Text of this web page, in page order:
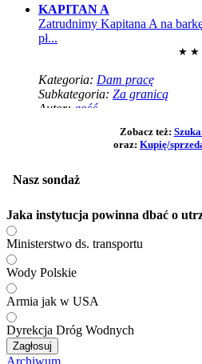
KAPITAN A
Zatrudnimy Kapitana A na
pł...
★ ★
Kategoria: Dam pracę
Subkategoria: Za granicą
Autor: gość
Zatrudnie marynarzy i
Subkategoria:
Za granicą
Autor:gość
KAPITAN A
Zatrudnię Kapitana A na barkę
SCANIA 2025r ...
Kategoria:Dam pracę
Autor:gość
KAPITAN A
Zobacz też:
oraz: Kupię/
Nasz sondaż
Jaka instytucja powinna dbać o
Ministerstwo ds. transportu
Wody Polskie
Armia jak w USA
Dyrekcja Dróg Wodnych
Zagłosuj
Archiwum